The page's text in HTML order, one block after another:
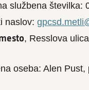
službena številka:
naslov:
, Resslova
oseba: Alen Pust,